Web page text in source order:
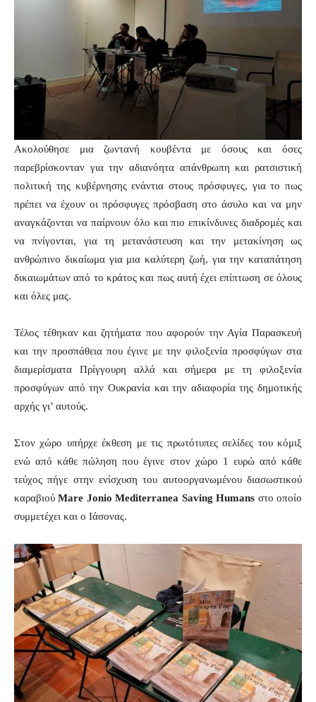
Ακολούθησε μια ζωντανή κουβέντα με όσους και όσες
παρεβρίσκονταν για την αδιανόητα απάνθρωπη και ρατσιστική
πολιτική της κυβέρνησης ενάντια στους πρόσφυγες, για το πως
πρέπει να έχουν οι πρόσφυγες πρόσβαση στο άσυλο και να μην
αναγκάζονται να παίρνουν όλο και πιο επικίνδυνες διαδρομές και
να πνίγονται, για τη μετανάστευση και την μετακίνηση ως
ανθρώπινο δικαίωμα για μια καλύτερη ζωή, για την καταπάτηση
δικαιωμάτων από το κράτος και πως αυτή έχει επίπτωση σε όλους
και όλες μας.
Τέλος τέθηκαν και ζητήματα που αφορούν την Αγία Παρασκευή
και την προσπάθεια που έγινε με την φιλοξενία προσφύγων στα
διαμερίσματα Πρίγγουρη αλλά και σήμερα με τη φιλοξενία
προσφύγων από την Ουκρανία και την αδιαφορία της δημοτικής
αρχής γι’ αυτούς.
Στον χώρο υπήρχε έκθεση με τις πρωτότυπες σελίδες του κόμιξ
ενώ από κάθε πώληση που έγινε στον χώρο 1 ευρώ από κάθε
τεύχος πήγε στην ενίσχυση του αυτοοργανωμένου διασωστικού
καραβιού Mare Jonio Mediterranea Saving Humans στο οποίο
συμμετέχει και ο Ιάσονας.